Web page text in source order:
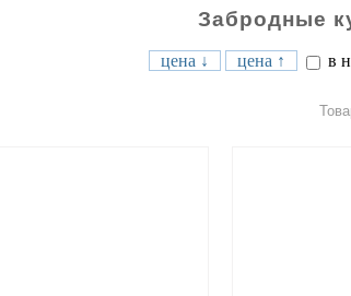
Забродные
цена ↓ цена ↑ в